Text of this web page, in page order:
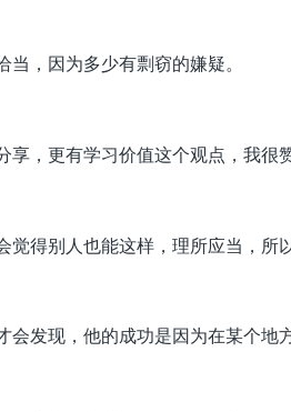
，因为多少有剽窃的嫌疑。
，更有学习价值这个观点，我很赞
得别人也能这样，理所应当，所
发现，他的成功是因为在某个地